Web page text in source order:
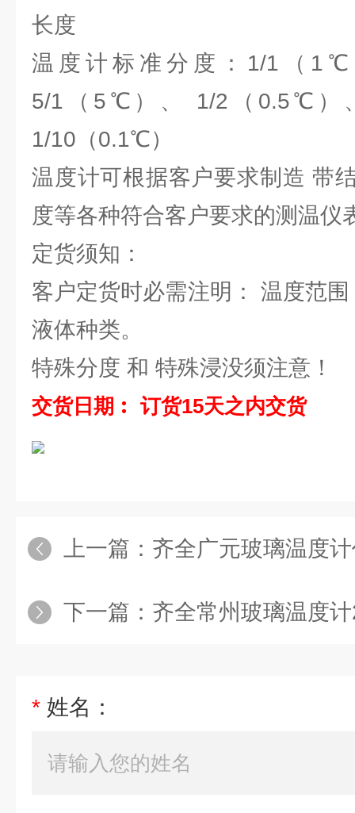
长度
温度计标准分度：1/1（
5/1（5℃）、 1/2（0.5℃）
1/10（0.1℃）
温度计可根据客户要求制造 带
度等各种符合客户要求的测温仪
定货须知：
客户定货时必需注明： 温度范
液体种类。
特殊分度 和 特殊浸没须注意！
交货日期︰ 订货15天之内交货
上一篇： 齐全广元玻璃温度
下一篇： 齐全常州玻璃温度
* 姓名：